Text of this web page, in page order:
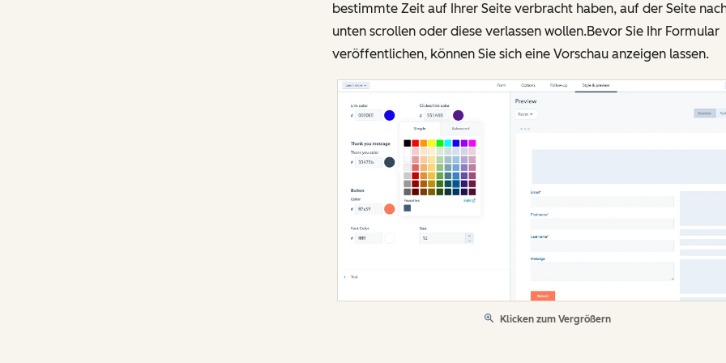
bestimmte Zeit auf Ihrer Seite verbracht haben, auf der Seite
unten scrollen oder diese verlassen wollen.Bevor Sie Ihr Formular
veröffentlichen, können Sie sich eine Vorschau anzeigen lassen.
Klicken zum Vergrößern